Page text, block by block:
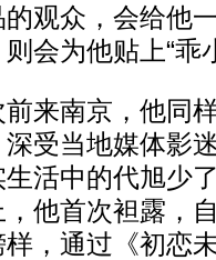
观众，会给他
会为他贴上“乖
南京，他同样
受当地媒体影
生活中的代旭少
，他首次袒露，
，通过《初恋